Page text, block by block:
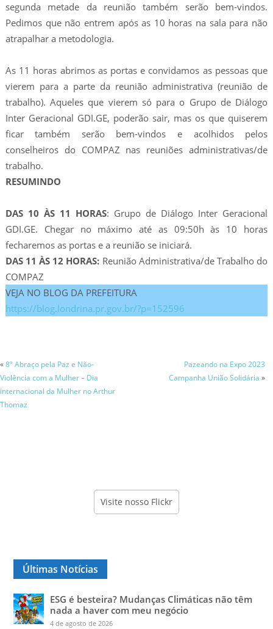
segunda metade da reunião também serão bem-vindos.
Pedimos que não entrem após as 10 horas na sala para não
atrapalhar a metodologia.
As 11 horas abrimos as portas e convidamos as pessoas que
vierem para a parte da reunião administrativa (reunião de
trabalho). Aqueles que vierem só para o Grupo de Diálogo
Inter Geracional GDI.GE, poderão sair, mas os que quiserem
ficar também serão bem-vindos e acolhidos pelos
conselheiros do COMPAZ nas reuniões administrativas/de
trabalho.
RESUMINDO
DAS 10 ÀS 11 HORAS: Grupo de Diálogo Inter Geracional
GDI.GE. Chegar no máximo até as 09:50h às 10 horas
fecharemos as portas e a reunião se iniciará.
DAS 11 ÀS 12 HORAS: Reunião Administrativa/de Trabalho do
COMPAZ
VEJA NO BLOG DA PREFEITURA
https://blog.londrina.pr.gov.br/?p=152596
«8º Abraço pela Paz e Não-
Violência com a Mulher – Dia
internacional da Mulher no Arthur
Thomaz
Pazeando na Expo 2023
Campanha União Solidária »
Visite nosso Flickr
Últimas Notícias
ESG é besteira? Mudanças Climáticas não têm
nada a haver com meu negócio
4 de agosto de 2026